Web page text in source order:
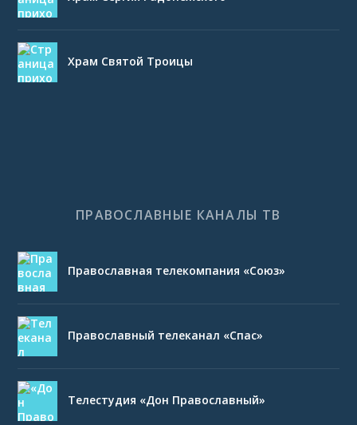
Храм Святой Троицы
ПРАВОСЛАВНЫЕ КАНАЛЫ ТВ
Православная телекомпания «Союз»
Православный телеканал «Спас»
Телестудия «Дон Православный»